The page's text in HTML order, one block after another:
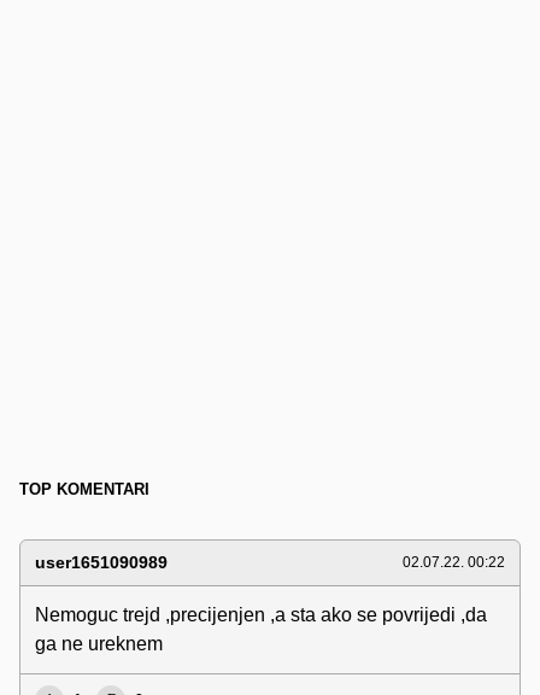
TOP KOMENTARI
user1651090989 02.07.22. 00:22
Nemoguc trejd ,precijenjen ,a sta ako se povrijedi ,da
ga ne ureknem